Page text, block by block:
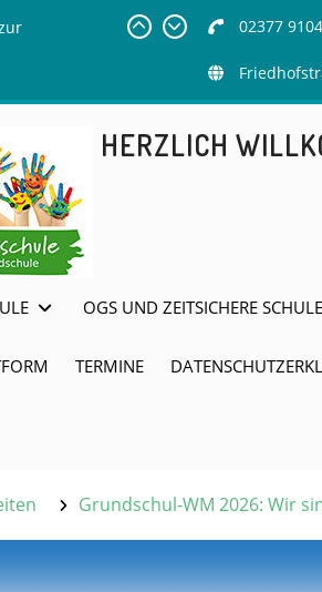
02377
HERZLICH
OGS UND ZEITSICHERE SCHULE
TERMINE
Grundschul-WM 2026: Wir